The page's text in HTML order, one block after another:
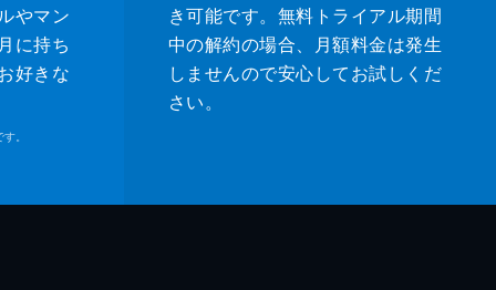
やマン
に持ち
好きな
。
き可能です。無料トライアル期間
中の解約の場合、月額料金は発生
しませんので安心してお試しくだ
さい。